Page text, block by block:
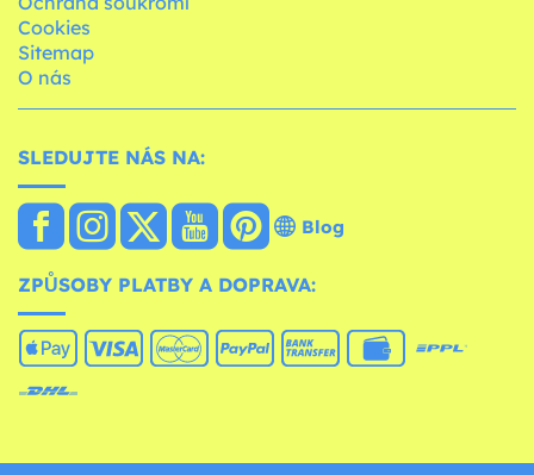
Cookies
Sitemap
O nás
SLEDUJTE NÁS NA:
Blog
ZPŮSOBY PLATBY A DOPRAVA: